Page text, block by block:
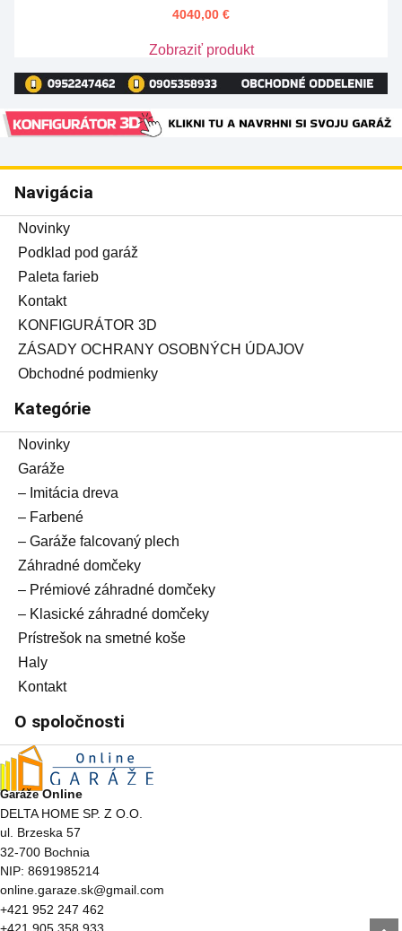
4040,00 €
Zobraziť produkt
Navigácia
Novinky
Podklad pod garáž
Paleta farieb
Kontakt
KONFIGURÁTOR 3D
ZÁSADY OCHRANY OSOBNÝCH ÚDAJOV
Obchodné podmienky
Kategórie
Novinky
Garáže
– Imitácia dreva
– Farbené
– Garáže falcovaný plech
Záhradné domčeky
– Prémiové záhradné domčeky
– Klasické záhradné domčeky
Prístrešok na smetné koše
Haly
Kontakt
O spoločnosti
GarážeOnline
DELTA HOME SP. Z O.O.
ul. Brzeska 57
32-700 Bochnia
NIP: 8691985214
online.garaze.sk@gmail.com
+421 952 247 462